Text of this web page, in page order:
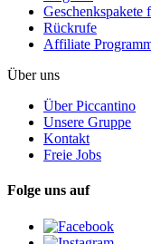
Rückrufe
Affiliate
Über uns
Über Piccantino
Unsere Gruppe
Kontakt
Freie Jobs
Folge uns auf